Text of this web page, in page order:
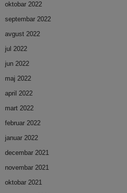
oktobar 2022
septembar 2022
avgust 2022
jul 2022
jun 2022
maj 2022
april 2022
mart 2022
februar 2022
januar 2022
decembar 2021
novembar 2021
oktobar 2021